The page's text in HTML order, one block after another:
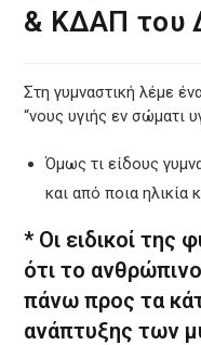
& ΚΔΑΠ του
Στη γυμναστική λέμε
“νους υγιής εν σώματι
Όμως τι είδους
και από ποια ηλικία
* Οι ειδικοί της
ότι το
πάνω προς τα
ανάπτυξης των